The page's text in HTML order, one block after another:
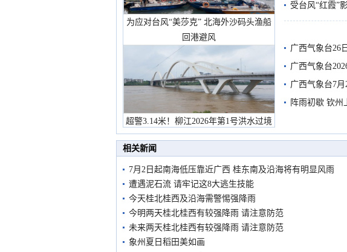
为应对台风“美莎克” 北海外沙码头渔船
回港避风
超警3.14米！柳江2026年第1号洪水过境
市民在堤岸见证汛况
受台风“红霞”
有较强降雨
广西气象台26
广西气象台
预警
广西气象台7
阵雨初歇 钦州
相关新闻
7月2日起南海低压靠近广西 桂东南及沿海将有明显风雨
遭遇泥石流 请牢记这8大逃生技能
今天桂北桂西及沿海需警惕强降雨
今明两天桂北桂西有较强降雨 请注意防范
未来两天桂北桂西有较强降雨 请注意防范
象州夏日稻田美如画